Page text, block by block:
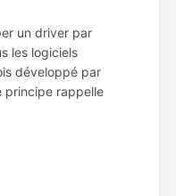
un driver par
les logiciels
développé par
principe rappelle